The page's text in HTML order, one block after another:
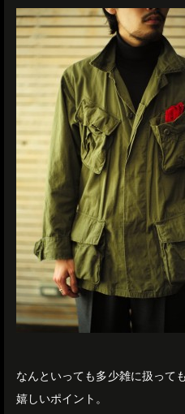
なんといっても多少雑に扱って
嬉しいポイント。